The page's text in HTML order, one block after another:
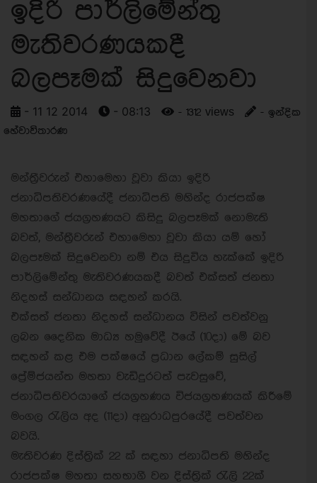
ඉදිරි පාර්ලිමේන්තු
මැතිවරණයකදී
බලපෑමක් සිදුවෙනවා
- 11 12 2014 - 08:13 - 1312 views
- ඉන්දික
හේවාවිතාරණ
මන්ත්‍රීවරුන් එහාමෙහා වූවා කියා ඉදිරි
ජනාධිපතිවරණයේදී ජනාධිපති මහින්ද රාජපක්ෂ
මහතාගේ ජයග්‍රහණයට කිසිදු බලපෑමක් නොමැති
බවත්, මන්ත්‍රීවරුන් එහාමෙහා වූවා කියා යම් හෝ
බලපෑමක් සිදුවෙනවා නම් එය සිදුවිය හැක්කේ ඉදිරි
පාර්ලිමේන්තු මැතිවරණයකදී බවත් එක්සත් ජනතා
නිදහස් සන්ධානය සඳහන් කරයි.
එක්සත් ජනතා නිදහස් සන්ධානය විසින් පවත්වනු
ලබන දෛනික මාධ්‍ය හමුවේදී ඊයේ (10දා) මේ බව
සඳහන් කළ එම පක්ෂයේ ප්‍රධාන ලේකම් සුසිල්
ප්‍රේම්ජයන්ත මහතා වැඩිදුරටත් පැවසුවේ,
ජනාධිපතිවරයාගේ ජයග්‍රහණය විජයග්‍රහණයක් කිරීමේ
මංගල රැලිය අද (11දා) අනුරාධපුරයේදී පවත්වන
බවයි.
මැතිවරණ දිස්ත්‍රික් 22 ක් සඳහා ජනාධිපති මහින්ද
රාජපක්ෂ මහතා සහභාගී වන දිස්ත්‍රික් රැලි 22ක්